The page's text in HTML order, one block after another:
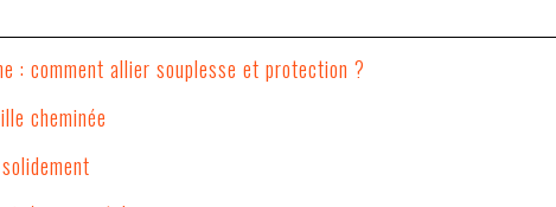
: comment allier souplesse et protection ?
cheminée